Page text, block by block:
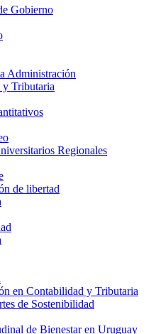
Gobierno
Administración
Tributaria
Regionales
de libertad
en Contabilidad y Tributaria
de Sostenibilidad
de Bienestar en Uruguay